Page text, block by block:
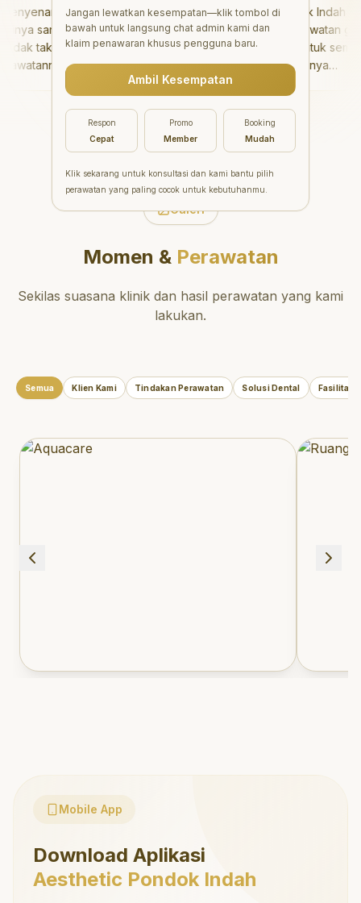
sangat baik
takut sama
tidak
setelahnya.
ke dokter
"Aesthetic Pondok Indah
menawarkan perawatan gigi
yang luar biasa untuk semua
orang. Dokter giginya
profesional, ramah, dan
meluangkan waktu untuk
mengedukasi pasien tentang
kesehatan gigi dan mulut
yang baik. Klinik ini terletak di
daerah yang strategis,
sehingga nyaman untuk
direkomendasikan untuk
dan berkualitas!
Galeri
Momen &Perawatan
Sekilas suasana klinik dan hasil perawatan yang kami
lakukan.
Semua Klien Kami Tindakan Perawatan Solusi Dental Fasilitas
Mobile App
Download Aplikasi
Aesthetic Pondok Indah
Jangan lewatkan kesempatan—klik tombol di
bawah untuk langsung chat admin kami dan
klaim penawaran khusus pengguna baru.
Ambil Kesempatan
Respon
Cepat
Promo
Member
Booking
Mudah
Klik sekarang untuk konsultasi dan kami bantu pilih
perawatan yang paling cocok untuk kebutuhanmu.